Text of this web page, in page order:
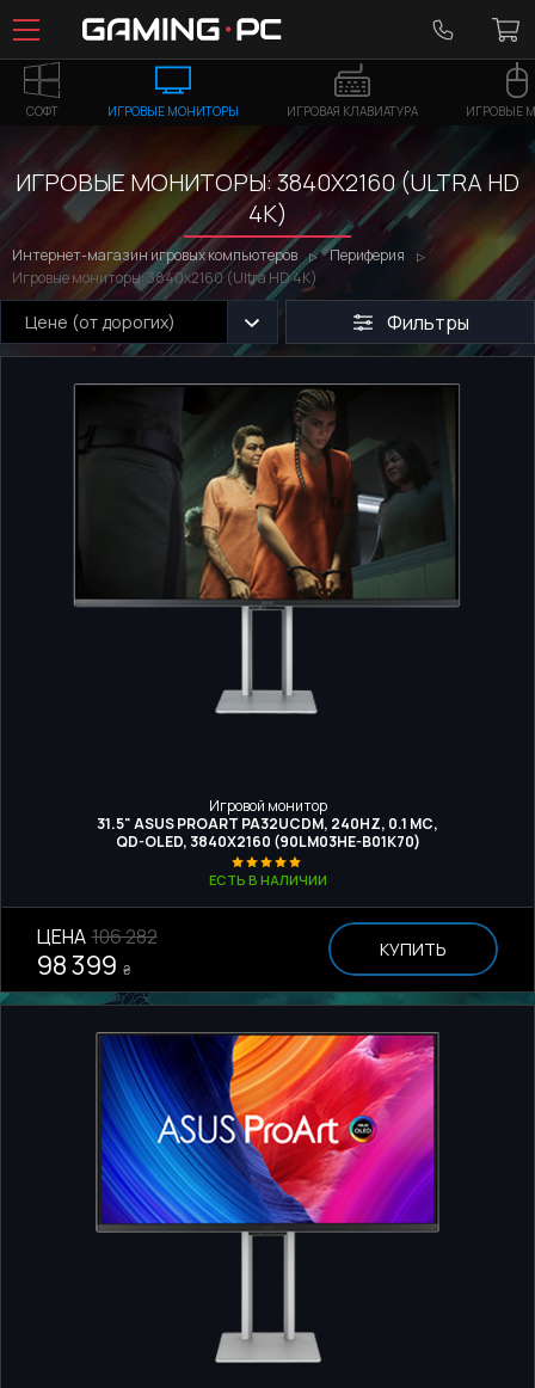
СОФТ ИГРОВЫЕ МОНИТОРЫ ИГРОВАЯ КЛАВИАТУРА ИГРОВЫЕ
ИГРОВЫЕ МОНИТОРЫ: 3840X2160 (ULTRA HD
4K)
Интернет-магазин игровых компьютеров
Периферия
Игровые мониторы: 3840x2160 (Ultra HD 4K)
Цене (от дорогих) Фильтры
Игровой монитор
31.5" ASUS PROART PA32UCDM, 240HZ, 0.1 МС,
QD-OLED, 3840Х2160 (90LM03HE-B01K70)
ЕСТЬ В НАЛИЧИИ
ЦЕНА 106 282
98 399 ₴
КУПИТЬ